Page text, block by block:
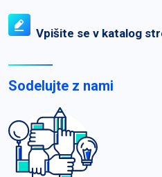
Vpišite se v katalog
Sodelujte z nami